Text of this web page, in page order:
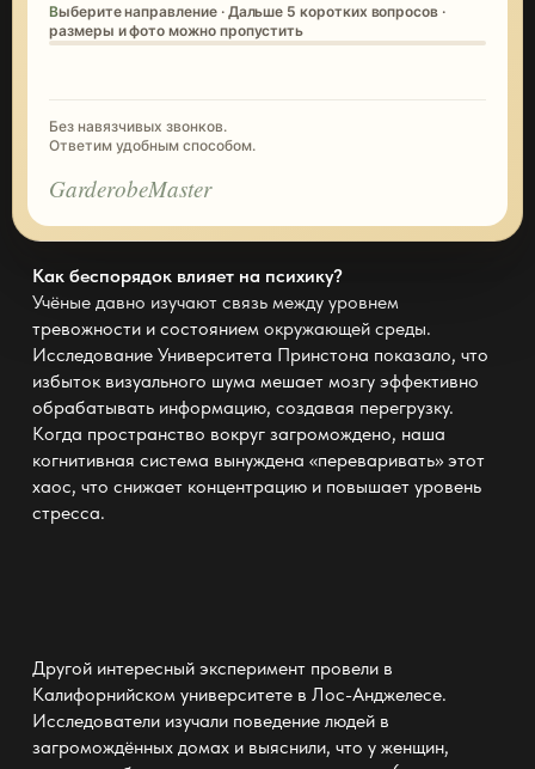
Выберите направление · Дальше 5 коротких вопросов ·
размеры и фото можно пропустить
Без навязчивых звонков.
Ответим удобным способом.
GarderobeMaster
Как беспорядок влияет на психику?
Учёные давно изучают связь между уровнем
тревожности и состояниемокружающей среды.
Исследование Университета Принстона показало, что
избыток визуального шума мешает мозгу эффективно
обрабатывать информацию, создавая перегрузку.
Когда пространство вокруг загромождено, наша
когнитивная система вынуждена «переваривать» этот
хаос, что снижает концентрацию и повышает уровень
стресса.
Другой интересный эксперимент провели в
Калифорнийском университете в Лос-Анджелесе.
Исследователи изучали поведение людей в
загромождённых домах и выяснили, что у женщин,